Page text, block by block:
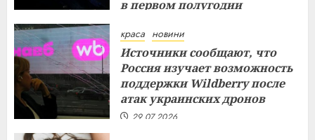
в первом полугодии
краса новини
Источники сообщают, что
Россия изучает возможность
поддержки Wildberry после
атак украинских дронов
29.07.2026